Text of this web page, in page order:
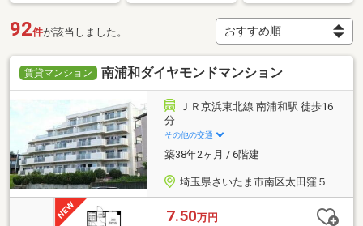
92件が該当しました。
賃貸マンション 南浦和ダイヤモンドマンション
ＪＲ京浜東北線 南浦和駅 徒歩16
分
その他の交通
築38年2ヶ月 / 6階建
埼玉県さいたま市南区太田窪５
7.50万円